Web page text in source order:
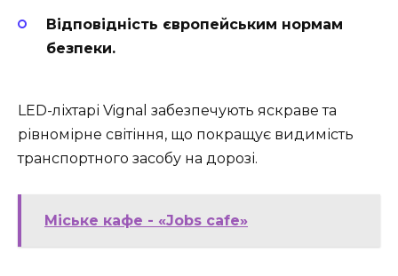
Відповідність європейським нормам
безпеки.
LED-ліхтарі Vignal забезпечують яскраве та
рівномірне світіння, що покращує видимість
транспортного засобу на дорозі.
Міське кафе - «Jobs cafe»